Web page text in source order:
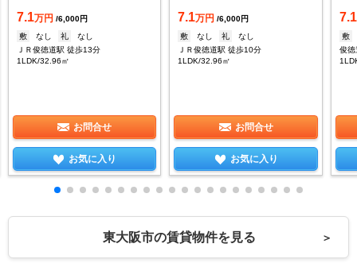
7.1万円 /6,000円
敷
なし 礼
なし
ＪＲ俊徳道駅 徒歩13分
1LDK/32.96㎡
お問合せ
お気に入り
7.1万円 /6,000円
敷
なし 礼
なし
ＪＲ俊徳道駅 徒歩10分
1LDK/32.96㎡
お問合せ
お気に入り
7.1
敷
俊徳
東大阪市の賃貸物件を見る ＞